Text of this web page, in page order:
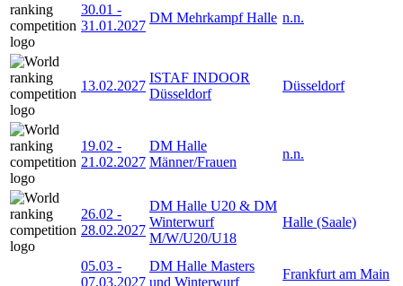
30.01 -
31.01.2027
DM Mehrkampf Halle n.n.
13.02.2027
ISTAF INDOOR
Düsseldorf
Düsseldorf
19.02 -
21.02.2027
DM Halle
Männer/Frauen
n.n.
26.02 -
28.02.2027
DM Halle U20 & DM
Winterwurf
M/W/U20/U18
Halle (Saale)
05.03 -
07.03.2027
DM Halle Masters
und Winterwurf
Frankfurt am Main